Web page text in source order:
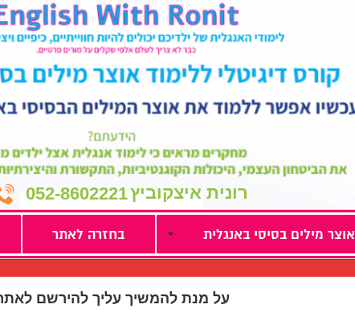
רונית איצקוביץ052-8602221
אוצר מילים בסיסי באנגלית בחזרה לאתר
על מנת להמשיך עליך להירשם